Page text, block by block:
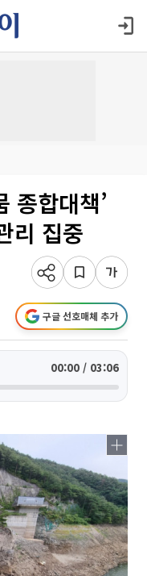
종합대책’
리 집중
구글 선호매체 추가
00:00 / 03:06